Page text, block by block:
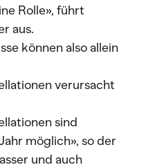
Rolle», führt
aus.
können also allein
verursacht
sind
möglich», so der
und auch